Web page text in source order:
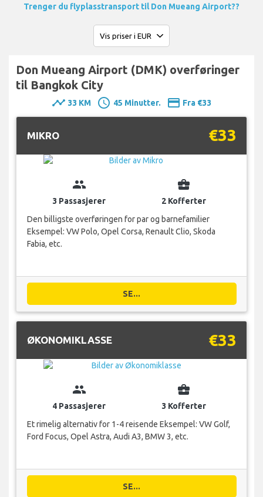
Trenger du flyplasstransport til Don Mueang Airport??
Don Mueang Airport (DMK) overføringer
til Bangkok City
timeline 33 KM schedule 45 Minutter. payment Fra €33
MIKRO €33
group
3 Passasjerer
business_center
2 Kofferter
Den billigste overføringen for par og barnefamilier
Eksempel: VW Polo, Opel Corsa, Renault Clio, Skoda
Fabia, etc.
SE...
ØKONOMIKLASSE €33
group
4 Passasjerer
business_center
3 Kofferter
Et rimelig alternativ for 1-4 reisende Eksempel: VW Golf,
Ford Focus, Opel Astra, Audi A3, BMW 3, etc.
SE...